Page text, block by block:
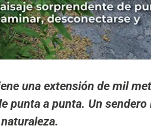
una extensión de mil
punta a punta. Un sendero